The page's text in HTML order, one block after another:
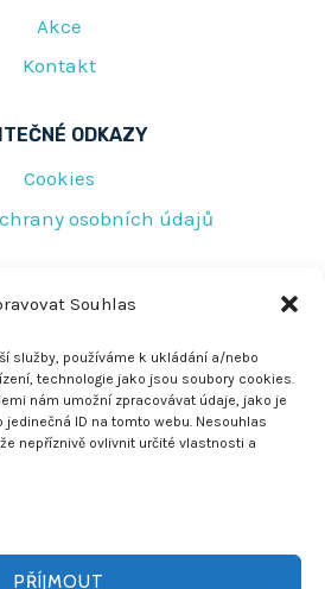
Souhlas
služby, používáme k ukládání a/nebo
technologie jako jsou soubory cookies.
nám umožní zpracovávat údaje, jako je
ID na tomto webu. Nesouhlas
nepříznivě ovlivnit určité vlastnosti a
PŘÍJMOUT
Akce
Kontakt
ODKAZY
Cookies
osobních údajů